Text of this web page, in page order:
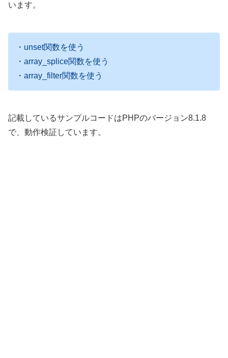
います。
・unset関数を使う
・array_splice関数を使う
・array_filter関数を使う
記載しているサンプルコードはPHPのバージョン8.1.8
で、動作検証しています。